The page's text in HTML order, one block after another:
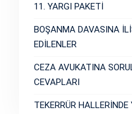
11. YARGI PAKETİ
BOŞANMA DAVASINA
EDİLENLER
CEZA AVUKATINA
CEVAPLARI
TEKERRÜR